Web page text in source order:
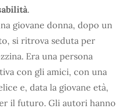
.
giovane donna, dopo un
si ritrova seduta per
Era una persona
con gli amici, con una
e, data la giovane età,
il futuro. Gli autori hanno